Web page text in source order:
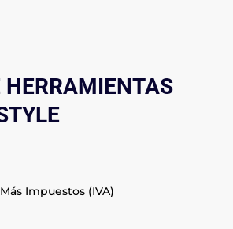
HERRAMIENTAS
Más Impuestos (IVA)